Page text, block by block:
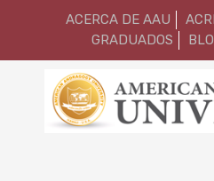
ACERCA DE AAU
GRADUADOS